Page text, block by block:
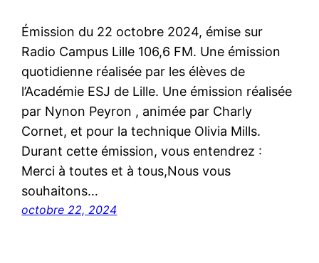
Émission du 22 octobre 2024, émise sur
Radio Campus Lille 106,6 FM. Une émission
quotidienne réalisée par les élèves de
l’Académie ESJ de Lille. Une émission réalisée
par Nynon Peyron , animée par Charly
Cornet, et pour la technique Olivia Mills.
Durant cette émission, vous entendrez :
Merci à toutes et à tous,Nous vous
souhaitons…
octobre 22, 2024